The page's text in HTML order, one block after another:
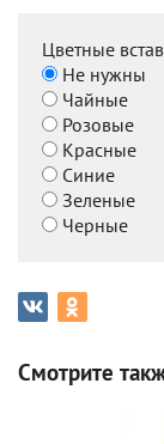
Цветные
Не нужны
Чайные
Розовые
Красные
Синие
Зеленые
Черные
Смотрите